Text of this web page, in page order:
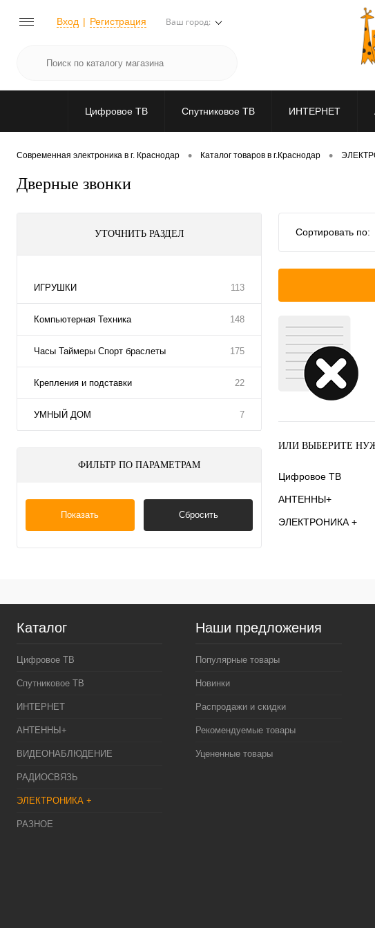
Вход Регистрация Ваш город:
Цифровое ТВ Спутниковое ТВ ИНТЕРНЕТ
Современная электроника в г. Краснодар • Каталог товаров в г.Краснодар •
Дверные звонки
УТОЧНИТЬ РАЗДЕЛ
ИГРУШКИ 113
Компьютерная Техника 148
Часы Таймеры Спорт браслеты 175
Крепления и подставки 22
УМНЫЙ ДОМ 7
ФИЛЬТР ПО ПАРАМЕТРАМ
Показать Сбросить
Сортировать по:
ИЛИ ВЫБЕРИТЕ
Цифровое ТВ
АНТЕННЫ+
ЭЛЕКТРОНИКА +
Каталог
Цифровое ТВ
Спутниковое ТВ
ИНТЕРНЕТ
АНТЕННЫ+
ВИДЕОНАБЛЮДЕНИЕ
РАДИОСВЯЗЬ
ЭЛЕКТРОНИКА +
РАЗНОЕ
Наши предложения
Популярные товары
Новинки
Распродажи и скидки
Рекомендуемые товары
Уцененные товары